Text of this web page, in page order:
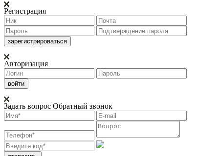
Регистрация
Авторизация
Задать вопрос Обратный звонок